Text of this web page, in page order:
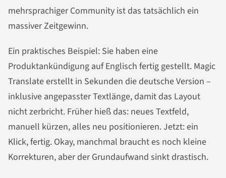
mehrsprachiger Community ist das tatsächlich ein
massiver Zeitgewinn.
Ein praktisches Beispiel: Sie haben eine
Produktankündigung auf Englisch fertig gestellt. Magic
Translate erstellt in Sekunden die deutsche Version –
inklusive angepasster Textlänge, damit das Layout
nicht zerbricht. Früher hieß das: neues Textfeld,
manuell kürzen, alles neu positionieren. Jetzt: ein
Klick, fertig. Okay, manchmal braucht es noch kleine
Korrekturen, aber der Grundaufwand sinkt drastisch.